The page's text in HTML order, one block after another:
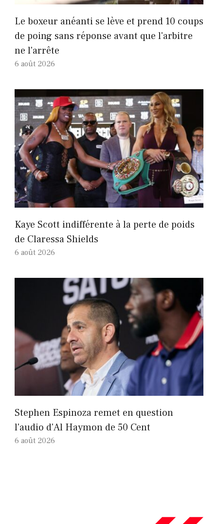
Le boxeur anéanti se lève et prend 10 coups
de poing sans réponse avant que l'arbitre
ne l'arrête
6 août 2026
Kaye Scott indifférente à la perte de poids
de Claressa Shields
6 août 2026
Stephen Espinoza remet en question
l'audio d'Al Haymon de 50 Cent
6 août 2026